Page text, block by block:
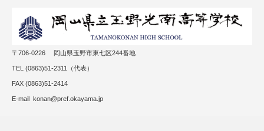
〒706-0226 岡山県玉野市東七区244番地
TEL (0863)51-2311（代表）
FAX (0863)51-2414
E-mail konan@pref.okayama.jp